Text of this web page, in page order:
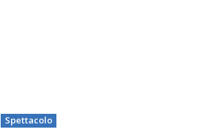
Spettacolo